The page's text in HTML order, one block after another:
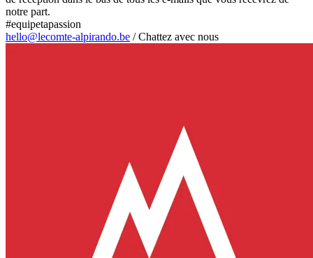
notre part.
#equipetapassion
hello@lecomte-alpirando.be /Chattez avec nous